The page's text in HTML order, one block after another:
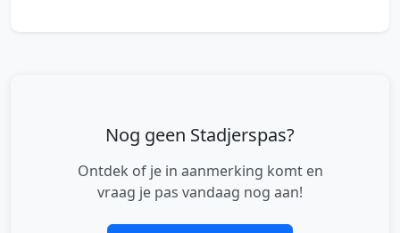
Nog geen Stadjerspas?
Ontdek of je in aanmerking komt en
vraag je pas vandaag nog aan!